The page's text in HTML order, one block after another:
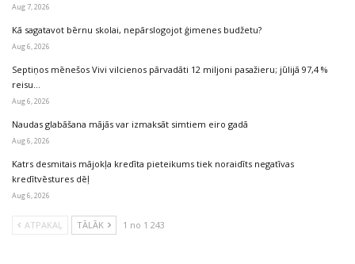
Aug 7, 2026
Kā sagatavot bērnu skolai, nepārslogojot ģimenes budžetu?
Aug 6, 2026
Septiņos mēnešos Vivi vilcienos pārvadāti 12 miljoni pasažieru; jūlijā 97,4 %
reisu…
Aug 6, 2026
Naudas glabāšana mājās var izmaksāt simtiem eiro gadā
Aug 6, 2026
Katrs desmitais mājokļa kredīta pieteikums tiek noraidīts negatīvas
kredītvēstures dēļ
Aug 6, 2026
ATPAKAĻ TĀLĀK 1 no 1 243